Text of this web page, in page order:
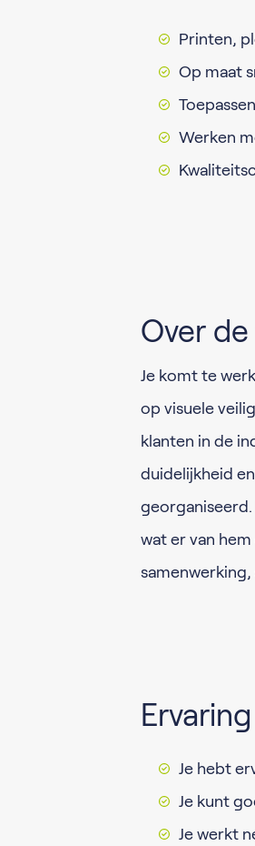
Printen,
Op maat
Werken
Over
Je komt te
op visuele
klanten in de
duidelijkheid
wat er van
Ervaring
Je hebt
Je kunt
Je werkt